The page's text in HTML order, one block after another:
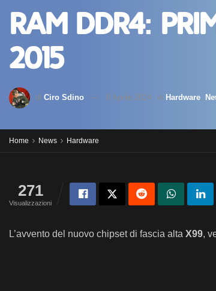
RAM DDR4:
2015
di Ciro Sdino 8 Aprile 2014 in Hardware
Home News Hardware
271
Visualizzazioni
L’avvento del nuovo chipset di fascia alta X99,